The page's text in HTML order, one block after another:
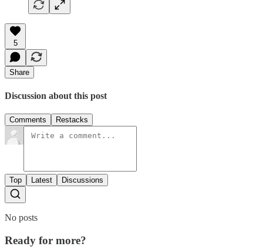
5
Share
Discussion about this post
Comments Restacks
Top Latest Discussions
No posts
Ready for more?